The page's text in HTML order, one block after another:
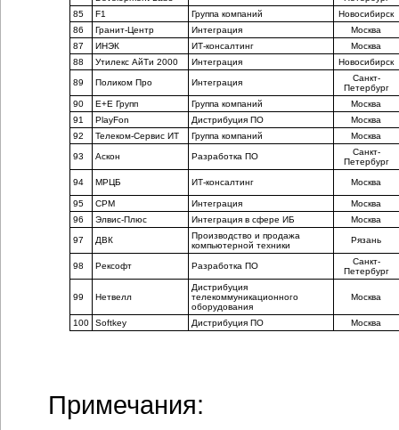
85
F1 Группа компаний
Новосибирск
86
Гранит-Центр Интеграция
Москва
87
ИНЭК ИТ-консалтинг
Москва
88
Утилекс АйТи 2000 Интеграция Новосибирск
89 Поликом Про Интеграция
Санкт-
Петербург
90
Е+Е Групп Группа компаний
Москва
91
PlayFon Дистрибуция ПО
Москва
92
Телеком-Сервис ИТ Группа компаний Москва
93 Аскон Разработка ПО
Санкт-
Петербург
94 МРЦБ ИТ-консалтинг Москва
95 CPM Интеграция
Москва
96
Элвис-Плюс Интеграция в сфере ИБ Москва
97 ДВК
Производство и продажа
компьютерной техники
Рязань
98 Рексофт Разработка ПО
Санкт-
Петербург
99 Нетвелл
Дистрибуция
телекоммуникационного
оборудования
Москва
100 Softkey Дистрибуция ПО Москва
Примечания: